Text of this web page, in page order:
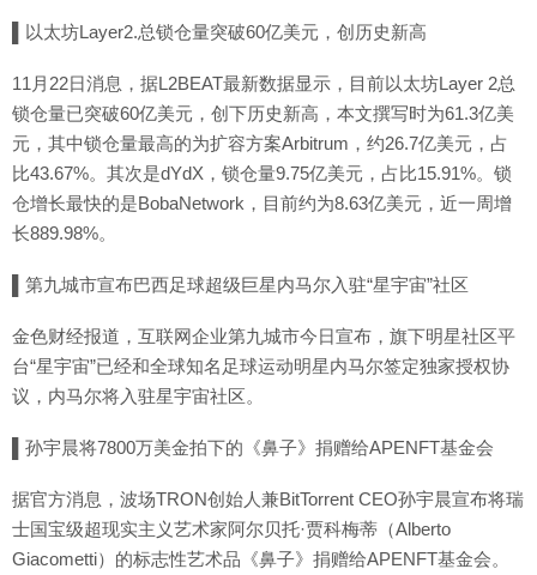
▌以太坊Layer2.总锁仓量突破60亿美元，创历史新高
11月22日消息，据L2BEAT最新数据显示，目前以太坊Layer 2总
锁仓量已突破60亿美元，创下历史新高，本文撰写时为61.3亿美
元，其中锁仓量最高的为扩容方案Arbitrum，约26.7亿美元，占
比43.67%。其次是dYdX，锁仓量9.75亿美元，占比15.91%。锁
仓增长最快的是BobaNetwork，目前约为8.63亿美元，近一周增
长889.98%。
▌第九城市宣布巴西足球超级巨星内马尔入驻“星宇宙”社区
金色财经报道，互联网企业第九城市今日宣布，旗下明星社区平
台“星宇宙”已经和全球知名足球运动明星内马尔签定独家授权协
议，内马尔将入驻星宇宙社区。
▌孙宇晨将7800万美金拍下的《鼻子》捐赠给APENFT基金会
据官方消息，波场TRON创始人兼BitTorrent CEO孙宇晨宣布将瑞
士国宝级超现实主义艺术家阿尔贝托·贾科梅蒂（Alberto
Giacometti）的标志性艺术品《鼻子》捐赠给APENFT基金会。